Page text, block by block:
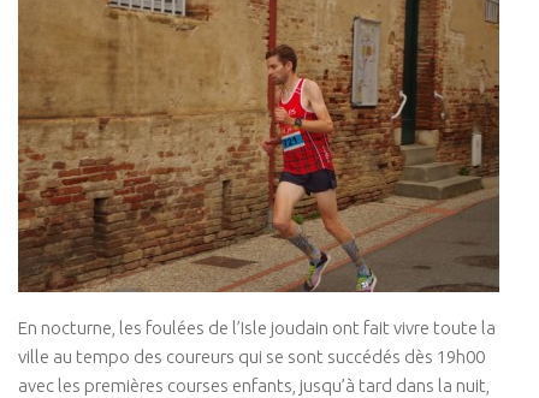
En nocturne, les foulées de l’Isle joudain ont fait vivre toute la
ville au tempo des coureurs qui se sont succédés dès 19h00
avec les premières courses enfants, jusqu’à tard dans la nuit,